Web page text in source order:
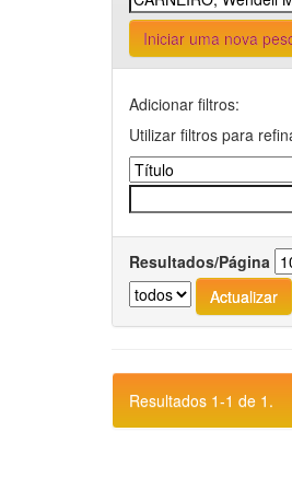
Iniciar uma nova
Adicionar filtros:
Utilizar filtros para
Resultados/Página
Resultados 1-1 de 1.